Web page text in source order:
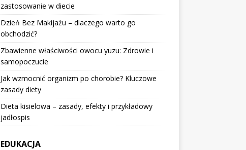
zastosowanie w diecie
Dzień Bez Makijażu – dlaczego warto go
obchodzić?
Zbawienne właściwości owocu yuzu: Zdrowie i
samopoczucie
Jak wzmocnić organizm po chorobie? Kluczowe
zasady diety
Dieta kisielowa – zasady, efekty i przykładowy
jadłospis
EDUKACJA